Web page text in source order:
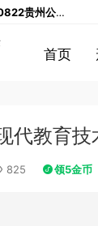
首页
代教育
825 领5金币
贵州公务
及解析
僵尸钥匙扣
东公务员考试
答案及解析
东公务员考试
元奖励